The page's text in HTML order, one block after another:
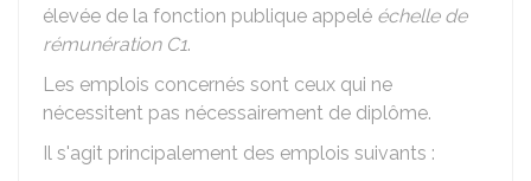
élevée de la fonction publique appelé échelle de
rémunération C1.
Les emplois concernés sont ceux qui ne
nécessitent pas nécessairement de diplôme.
Il s'agit principalement des emplois suivants :